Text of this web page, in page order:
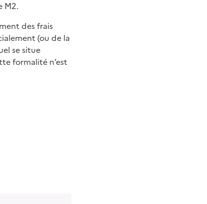
M2.
des frais
(ou de la
se situe
formalité n’est